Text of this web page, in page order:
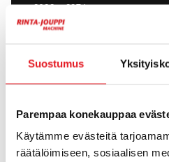
Suostumus
Parempaa konekauppaa
Käytämme evästeitä
räätälöimiseen, sosiaalisen
2022
297 h
minikaivinkoneet
ammattikäyttöön